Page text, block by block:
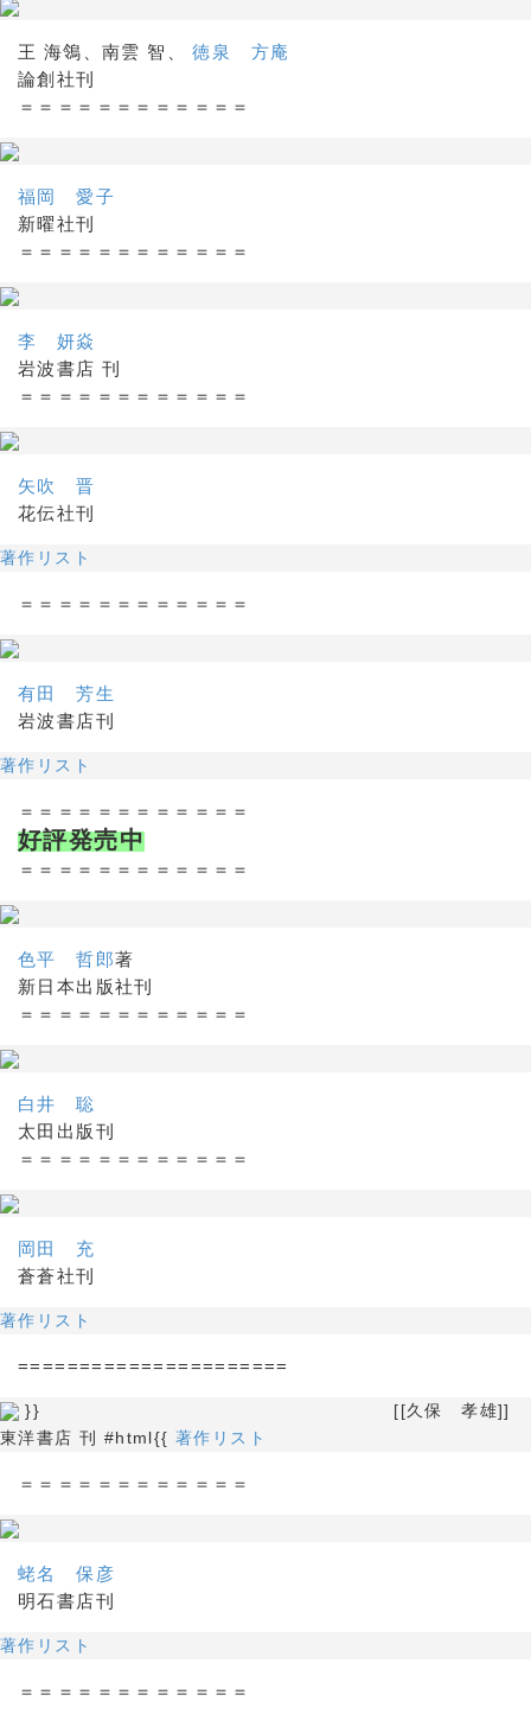
王 海鴒、南雲 智、徳泉 方庵
論創社刊
＝＝＝＝＝＝＝＝＝＝＝＝
福岡 愛子
新曜社刊
＝＝＝＝＝＝＝＝＝＝＝＝
李 妍焱
岩波書店 刊
＝＝＝＝＝＝＝＝＝＝＝＝
矢吹 晋
花伝社刊
著作リスト
＝＝＝＝＝＝＝＝＝＝＝＝
有田 芳生
岩波書店刊
著作リスト
＝＝＝＝＝＝＝＝＝＝＝＝
好評発売中
＝＝＝＝＝＝＝＝＝＝＝＝
色平 哲郎著
新日本出版社刊
＝＝＝＝＝＝＝＝＝＝＝＝
白井 聡
太田出版刊
＝＝＝＝＝＝＝＝＝＝＝＝
岡田 充
蒼蒼社刊
著作リスト
======================
}} [[久保 孝雄]]
東洋書店 刊 #html{{ 著作リスト
＝＝＝＝＝＝＝＝＝＝＝＝
蛯名 保彦
明石書店刊
著作リスト
＝＝＝＝＝＝＝＝＝＝＝＝